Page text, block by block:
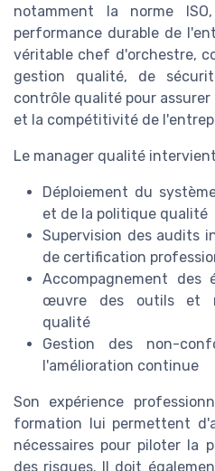
notamment la norme
performance durable de
véritable chef d'orchestre,
gestion qualité, de
contrôle qualité pour
et la compétitivité de
Le manager qualité
Déploiement du
et de la politique qualité
Supervision des audits
de certification
Accompagnement des
œuvre des outils et
qualité
Gestion des non-
l'amélioration continue
Son expérience
formation lui permettent
nécessaires pour piloter la
des risques. Il doit